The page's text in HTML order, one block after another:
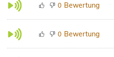
0 Bewertung
0 Bewertung